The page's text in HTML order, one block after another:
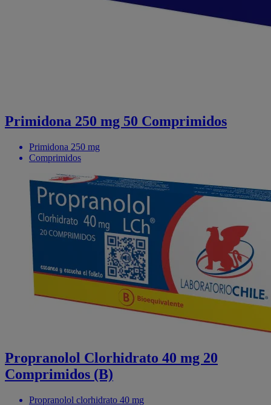
Primidona 250 mg 50 Comprimidos
Primidona 250 mg
Comprimidos
Propranolol Clorhidrato 40 mg 20
Comprimidos (B)
Propranolol clorhidrato 40 mg